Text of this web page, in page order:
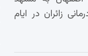
زائران در ایام